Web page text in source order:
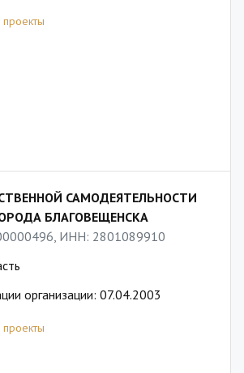
САМОДЕЯТЕЛЬНОСТИ
БЛАГОВЕЩЕНСКА
ИНН: 2801089910
организации: 07.04.2003